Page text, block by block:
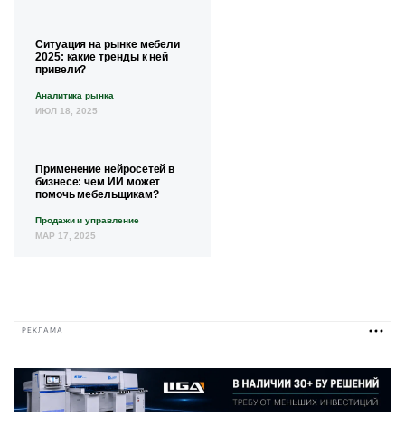
Ситуация на рынке мебели
2025: какие тренды к ней
привели?
Аналитика рынка
ИЮЛ 18, 2025
Применение нейросетей в
бизнесе: чем ИИ может
помочь мебельщикам?
Продажи и управление
МАР 17, 2025
РЕКЛАМА